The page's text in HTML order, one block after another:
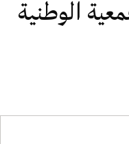
الوطنية